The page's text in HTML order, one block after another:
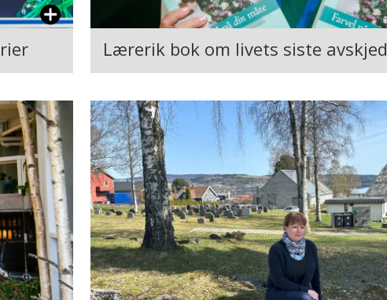
Lærerik bok om livets siste avskjed